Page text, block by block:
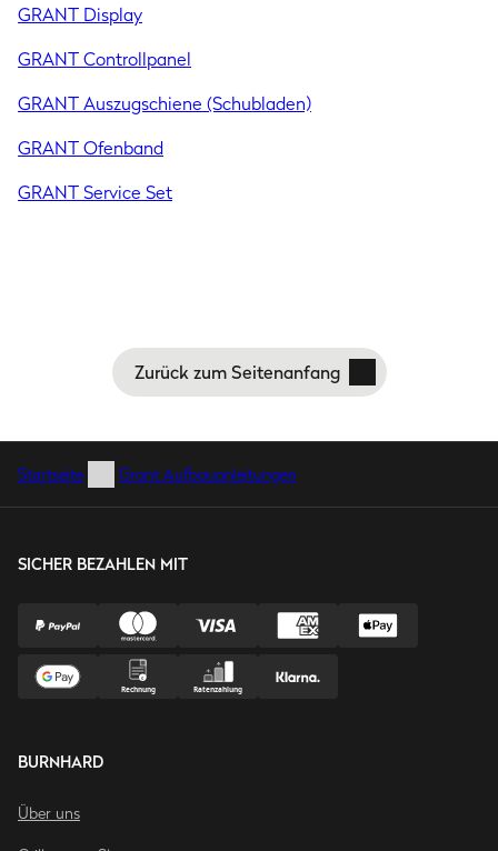
GRANT Display
GRANT Controllpanel
GRANT Auszugschiene (Schubladen)
GRANT Ofenband
GRANT Service Set
Zurück zum Seitenanfang
Startseite Grant Aufbauanleitungen
SICHER BEZAHLEN MIT
BURNHARD
Über uns